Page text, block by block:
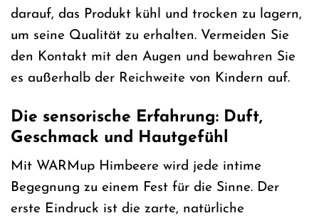
darauf, das Produkt kühl und trocken zu lagern,
um seine Qualität zu erhalten. Vermeiden Sie
den Kontakt mit den Augen und bewahren Sie
es außerhalb der Reichweite von Kindern auf.
Die sensorische Erfahrung: Duft,
Geschmack und Hautgefühl
Mit WARMup Himbeere wird jede intime
Begegnung zu einem Fest für die Sinne. Der
erste Eindruck ist die zarte, natürliche